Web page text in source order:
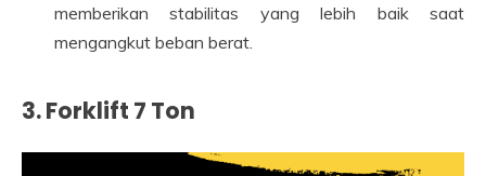
memberikan stabilitas yang lebih baik saat
mengangkut beban berat.
3.Forklift 7 Ton